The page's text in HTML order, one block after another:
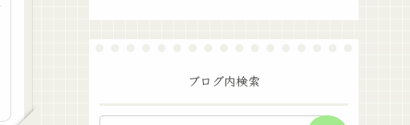
ブログ内検索